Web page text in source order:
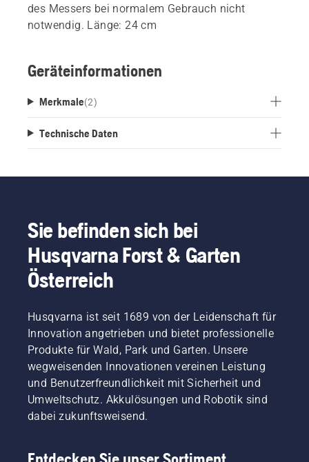
des Messers bei normalem Gebrauch nicht
notwendig. Länge: 24 cm
Geräteinformationen
Merkmale(2)
Technische Daten
Sie befinden sich bei
Husqvarna Forst & Garten
Österreich
Husqvarna ist seit 1689 von der Leidenschaft für
Innovation angetrieben und bietet professionelle
Produkte für Wald, Park und Garten. Unsere
wegweisenden Innovationen vereinen Leistung
und Benutzerfreundlichkeit mit Sicherheit und
Umweltschutz. Akkulösungen und Robotik sind
dabei zukunftsweisend.